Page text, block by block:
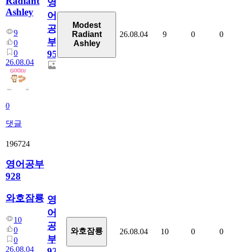
Ashley
9
0
0
26.08.04
0
댓글
영
어
공
부
95
Modest
Radiant
Ashley
26.08.04 9 0 0
196724
영어공부
928
와호잠룡
10
0
0
26.08.04
영
어
공
부
와호잠룡 26.08.04 10 0 0